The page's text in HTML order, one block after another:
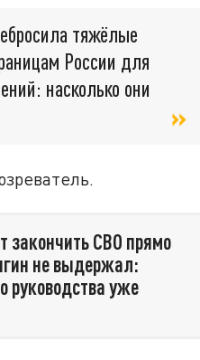
тяжёлые
России для
насколько они
закончить СВО прямо
не выдержал:
уже